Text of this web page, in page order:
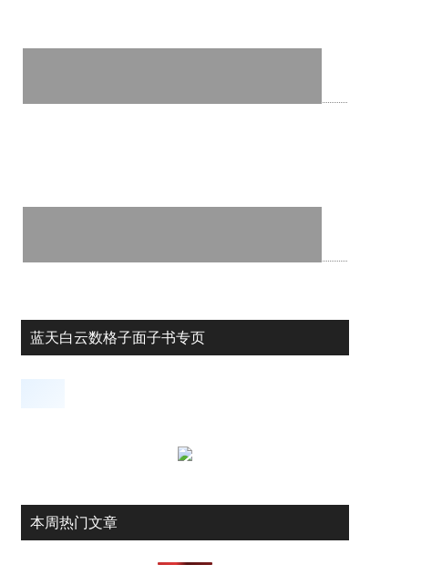
蓝天白云数格子面子书专页
本周热门文章